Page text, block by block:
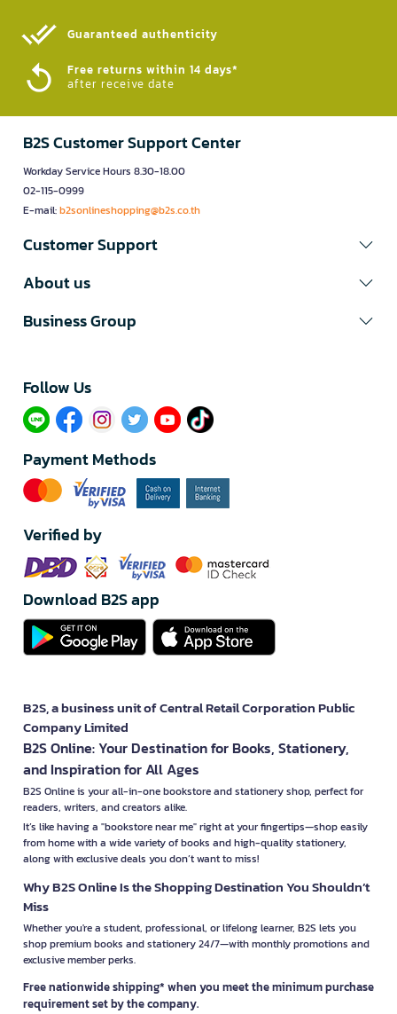
Guaranteed authenticity​
Free returns within 14 days*
after receive date
B2S Customer Support Center
Workday Service Hours 8.30-18.00
02-115-0999
E-mail:b2sonlineshopping@b2s.co.th
Customer Support
About us
Business Group
Follow Us​
Payment Methods
Verified by
Download B2S app
B2S, a business unit of Central Retail Corporation Public
Company Limited
B2S Online: Your Destination for Books, Stationery,
and Inspiration for All Ages
B2S Online is your all-in-one bookstore and stationery shop, perfect for
readers, writers, and creators alike.
It’s like having a "bookstore near me" right at your fingertips—shop easily
from home with a wide variety of books and high-quality stationery,
along with exclusive deals you don’t want to miss!
Why B2S Online Is the Shopping Destination You Shouldn’t
Miss
Whether you're a student, professional, or lifelong learner, B2S lets you
shop premium books and stationery 24/7—with monthly promotions and
exclusive member perks.
Free nationwide shipping* when you meet the minimum purchase
requirement set by the company.